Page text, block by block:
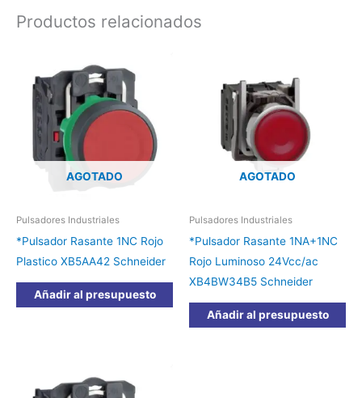
Productos relacionados
AGOTADO
Pulsadores Industriales
*Pulsador Rasante 1NC Rojo
Plastico XB5AA42 Schneider
Añadir al presupuesto
AGOTADO
Pulsadores Industriales
*Pulsador Rasante 1NA+1NC
Rojo Luminoso 24Vcc/ac
XB4BW34B5 Schneider
Añadir al presupuesto